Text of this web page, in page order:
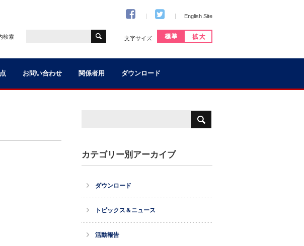
English Site
検索 文字サイズ
お問い合わせ 関係者用 ダウンロード
カテゴリー別アーカイブ
ダウンロード
トピックス＆ニュース
活動報告